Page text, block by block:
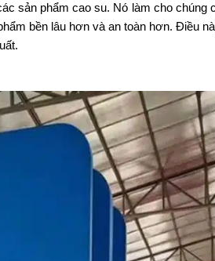
sản phẩm cao su. Nó làm cho chúng
bền lâu hơn và an toàn hơn. Điều